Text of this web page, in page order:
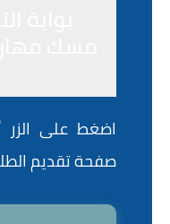
اضغط على الزر
صفحة تقديم